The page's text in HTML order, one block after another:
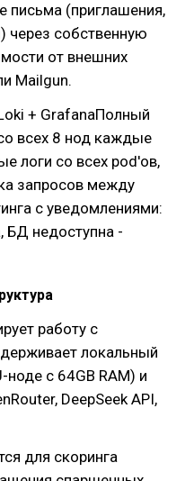
письма (приглашения,
через собственную
от внешних
Mailgun.
+ GrafanaПолный
всех 8 нод каждые
логи со всех pod'ов,
запросов между
с уведомлениями:
БД недоступна -
работу с
локальный
ноде с 64GB RAM) и
DeepSeek API,
для скоринга